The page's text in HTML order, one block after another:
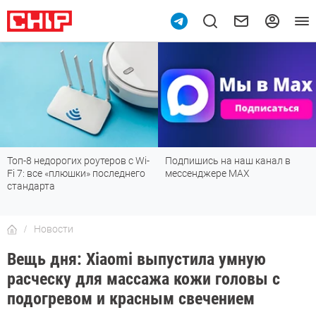
Топ-8 недорогих роутеров с Wi-
Fi 7: все «плюшки» последнего
стандарта
Подпишись на наш канал в
мессенджере МАХ
Новости
Вещь дня: Xiaomi выпустила умную
расческу для массажа кожи головы с
подогревом и красным свечением